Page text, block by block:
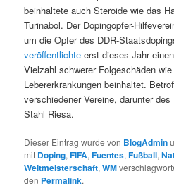
beinhaltete auch Steroide wie das
Turinabol. Der Dopingopfer-
um die Opfer des DDR-
veröffentlichte erst dieses Jahr
Vielzahl schwerer Folgeschäden
Lebererkrankungen beinhaltet.
verschiedener Vereine, darunter
Stahl Riesa.
Dieser Eintrag wurde von BlogAdmin
mit Doping,FIFA,Fuentes,Fußball,
Weltmeisterschaft,WM
den Permalink.